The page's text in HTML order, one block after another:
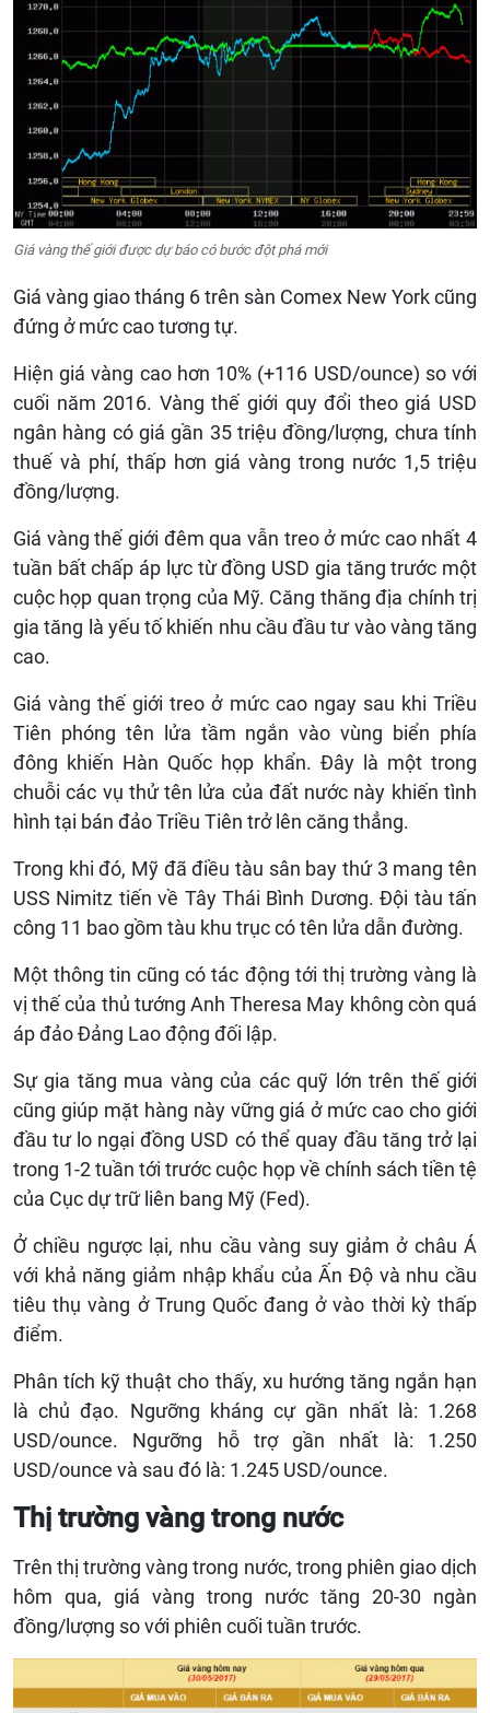
Giá vàng thế giới được dự báo có bước đột phá mới
Giá vàng giao tháng 6 trên sàn Comex New York cũng
đứng ở mức cao tương tự.
Hiện giá vàng cao hơn 10% (+116 USD/ounce) so với
cuối năm 2016. Vàng thế giới quy đổi theo giá USD
ngân hàng có giá gần 35 triệu đồng/lượng, chưa tính
thuế và phí, thấp hơn giá vàng trong nước 1,5 triệu
đồng/lượng.
Giá vàng thế giới đêm qua vẫn treo ở mức cao nhất 4
tuần bất chấp áp lực từ đồng USD gia tăng trước một
cuộc họp quan trọng của Mỹ. Căng thăng địa chính trị
gia tăng là yếu tố khiến nhu cầu đầu tư vào vàng tăng
cao.
Giá vàng thế giới treo ở mức cao ngay sau khi Triều
Tiên phóng tên lửa tầm ngắn vào vùng biển phía
đông khiến Hàn Quốc họp khẩn. Đây là một trong
chuỗi các vụ thử tên lửa của đất nước này khiến tình
hình tại bán đảo Triều Tiên trở lên căng thẳng.
Trong khi đó, Mỹ đã điều tàu sân bay thứ 3 mang tên
USS Nimitz tiến về Tây Thái Bình Dương. Đội tàu tấn
công 11 bao gồm tàu khu trục có tên lửa dẫn đường.
Một thông tin cũng có tác động tới thị trường vàng là
vị thế của thủ tướng Anh Theresa May không còn quá
áp đảo Đảng Lao động đối lập.
Sự gia tăng mua vàng của các quỹ lớn trên thế giới
cũng giúp mặt hàng này vững giá ở mức cao cho giới
đầu tư lo ngại đồng USD có thể quay đầu tăng trở lại
trong 1-2 tuần tới trước cuộc họp về chính sách tiền tệ
của Cục dự trữ liên bang Mỹ (Fed).
Ở chiều ngược lại, nhu cầu vàng suy giảm ở châu Á
với khả năng giảm nhập khẩu của Ấn Độ và nhu cầu
tiêu thụ vàng ở Trung Quốc đang ở vào thời kỳ thấp
điểm.
Phân tích kỹ thuật cho thấy, xu hướng tăng ngắn hạn
là chủ đạo. Ngưỡng kháng cự gần nhất là: 1.268
USD/ounce. Ngưỡng hỗ trợ gần nhất là: 1.250
USD/ounce và sau đó là: 1.245 USD/ounce.
Thị trường vàng trong nước
Trên thị trường vàng trong nước, trong phiên giao dịch
hôm qua, giá vàng trong nước tăng 20-30 ngàn
đồng/lượng so với phiên cuối tuần trước.